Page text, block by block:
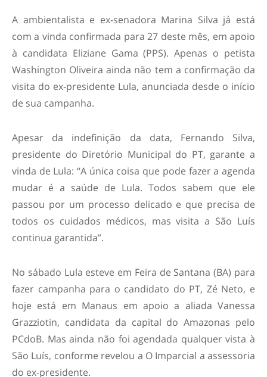
A ambientalista e ex-senadora Marina Silva já está
com a vinda confirmada para 27 deste mês, em apoio
à candidata Eliziane Gama (PPS). Apenas o petista
Washington Oliveira ainda não tem a confirmação da
visita do ex-presidente Lula, anunciada desde o início
de sua campanha.
Apesar da indefinição da data, Fernando Silva,
presidente do Diretório Municipal do PT, garante a
vinda de Lula: “A única coisa que pode fazer a agenda
mudar é a saúde de Lula. Todos sabem que ele
passou por um processo delicado e que precisa de
todos os cuidados médicos, mas visita a São Luís
continua garantida”.
No sábado Lula esteve em Feira de Santana (BA) para
fazer campanha para o candidato do PT, Zé Neto, e
hoje está em Manaus em apoio a aliada Vanessa
Grazziotin, candidata da capital do Amazonas pelo
PCdoB. Mas ainda não foi agendada qualquer vista à
São Luís, conforme revelou a O Imparcial a assessoria
do ex-presidente.